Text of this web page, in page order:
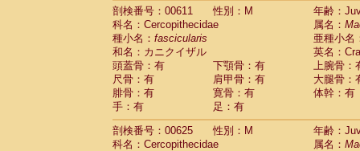
剖検番号：00611
性別：M
年齢：
科名：Cercopithecidae
属名：
種小名： fascicularis
亜種小名
和名：カニクイザル
英名：
頭蓋骨：有
下顎骨：有
上腕骨：
尺骨：有
肩甲骨：有
大腿骨：
腓骨：有
寛骨：有
体幹：有
手：有
足：有
剖検番号：00625
性別：M
年齢：
科名：Cercopithecidae
属名：